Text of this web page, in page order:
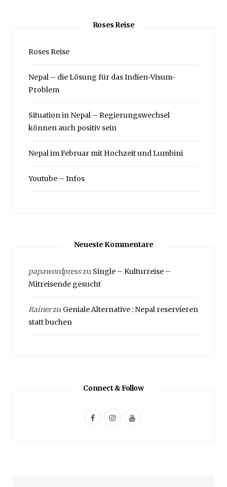
Roses Reise
Roses Reise
Nepal – die Lösung für das Indien-Visum-
Problem
Situation in Nepal – Regierungswechsel
können auch positiv sein
Nepal im Februar mit Hochzeit und Lumbini
Youtube – Infos
Neueste Kommentare
papawordpresszu Single – Kulturreise –
Mitreisende gesucht
Rainerzu Geniale Alternative : Nepal reservieren
statt buchen
Connect & Follow
F
I
Y